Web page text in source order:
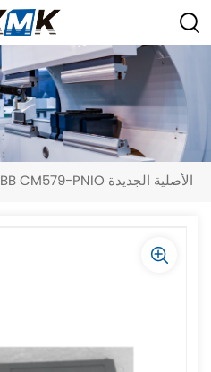
وحدة ABB CM579-PNIO الأصلية الجديدة